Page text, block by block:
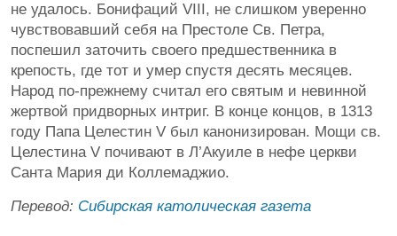
не удалось. Бонифаций VIII, не слишком уверенно
чувствовавший себя на Престоле Св. Петра,
поспешил заточить своего предшественника в
крепость, где тот и умер спустя десять месяцев.
Народ по-прежнему считал его святым и невинной
жертвой придворных интриг. В конце концов, в 1313
году Папа Целестин V был канонизирован. Мощи св.
Целестина V почивают в Л’Акуиле в нефе церкви
Санта Мария ди Коллемаджио.
Перевод: Сибирская католическая газета